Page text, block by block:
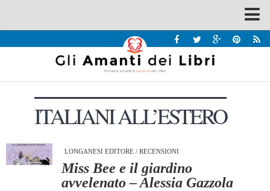
Recensioni
Interviste & Incontri
Bandi
Chi siamo
ITALIANI ALL’ESTERO
LONGANESI EDITORE/ RECENSIONI
Miss Bee e il giardino
avvelenato – Alessia Gazzola